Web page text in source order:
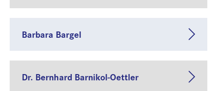
Barbara Bargel
Dr. Bernhard Barnikol-Oettler